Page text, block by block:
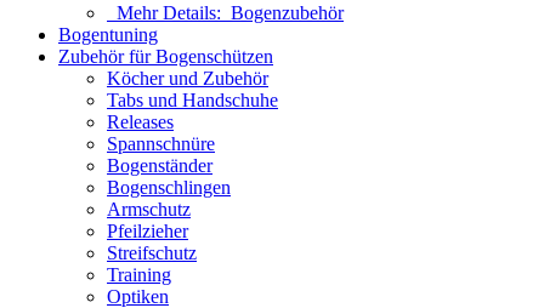
Mehr Details: Bogenzubehör
Bogentuning
Zubehör für Bogenschützen
Köcher und Zubehör
Tabs und Handschuhe
Releases
Spannschnüre
Bogenständer
Bogenschlingen
Armschutz
Pfeilzieher
Streifschutz
Training
Optiken